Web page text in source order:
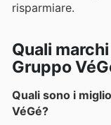
risparmiare.
Quali
Gruppo
Quali sono i
VéGé?